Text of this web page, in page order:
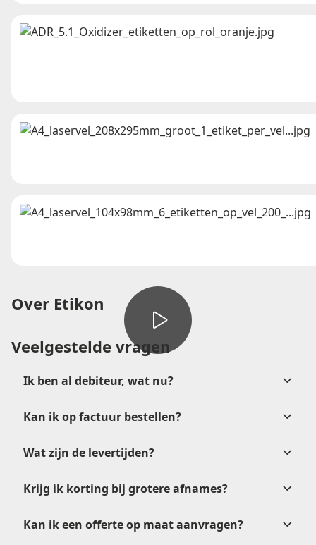
Over Etikon
Veelgestelde vragen
Ik ben al debiteur, wat nu?
Kan ik op factuur bestellen?
na
verkoop@etikon.nl.
Wat zijn de levertijden?
Krijg ik korting bij grotere afnames?
Kan ik een offerte op maat aanvragen?